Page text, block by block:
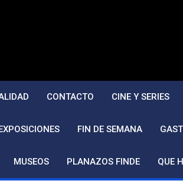
CONTACTO CINE Y SERIES
FIN DE SEMANA
MUSEOS PLANAZOS FINDE QUE